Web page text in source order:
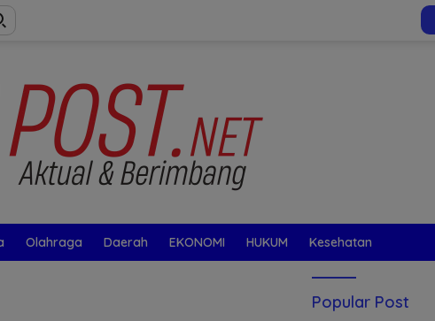
Olahraga Daerah EKONOMI HUKUM Kesehatan
Popular Post